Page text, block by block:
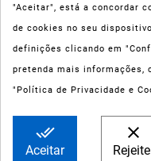
"Aceitar", está a concordar
de cookies no seu
definições clicando em
pretenda mais informações,
"Política de Privacidade e
done_all
Aceitar
clear